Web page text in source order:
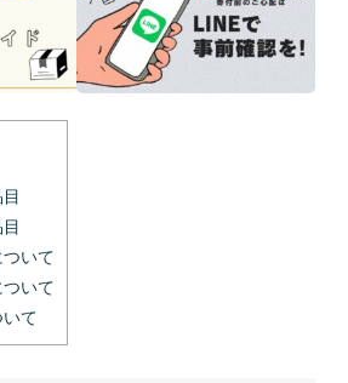
いて
いて
て